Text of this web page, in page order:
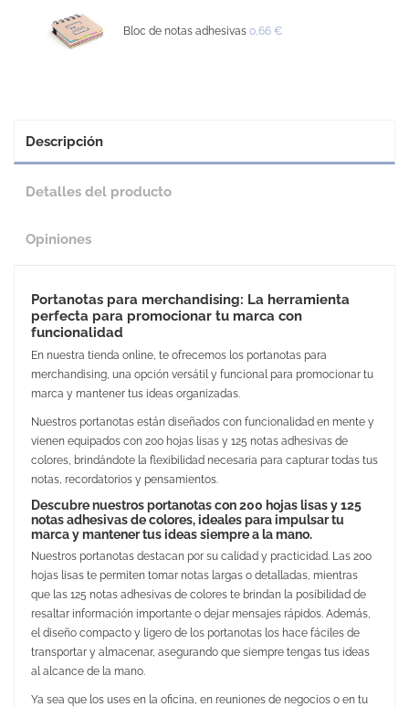
Bloc de notas adhesivas 0,66 €
Descripción
Detalles del producto
Opiniones
Portanotas para merchandising: La herramienta
perfecta para promocionar tu marca con
funcionalidad
En nuestra tienda online, te ofrecemos los portanotas para
merchandising, una opción versátil y funcional para promocionar tu
marca y mantener tus ideas organizadas.
Nuestros portanotas están diseñados con funcionalidad en mente y
vienen equipados con 200 hojas lisas y 125 notas adhesivas de
colores, brindándote la flexibilidad necesaria para capturar todas tus
notas, recordatorios y pensamientos.
Descubre nuestros portanotas con 200 hojas lisas y 125
notas adhesivas de colores, ideales para impulsar tu
marca y mantener tus ideas siempre a la mano.
Nuestros portanotas destacan por su calidad y practicidad. Las 200
hojas lisas te permiten tomar notas largas o detalladas, mientras
que las 125 notas adhesivas de colores te brindan la posibilidad de
resaltar información importante o dejar mensajes rápidos. Además,
el diseño compacto y ligero de los portanotas los hace fáciles de
transportar y almacenar, asegurando que siempre tengas tus ideas
al alcance de la mano.
Ya sea que los uses en la oficina, en reuniones de negocios o en tu